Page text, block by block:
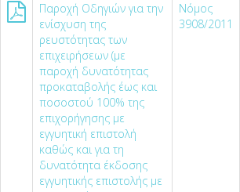
Παροχή Οδηγιών για την
ενίσχυση της
ρευστότητας των
επιχειρήσεων (µε
παροχή δυνατότητας
προκαταβολής έως και
ποσοστού 100% της
επιχορήγησης µε
εγγυητική επιστολή
καθώς και για τη
δυνατότητα έκδοσης
εγγυητικής επιστολής µε
Νόμος
3908/2011